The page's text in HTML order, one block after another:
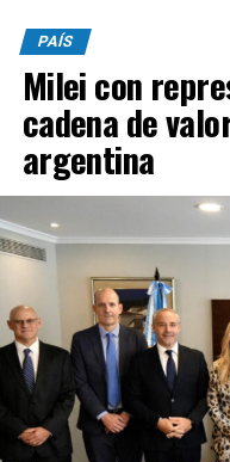
PAÍS
Milei con
cadena de
argentina